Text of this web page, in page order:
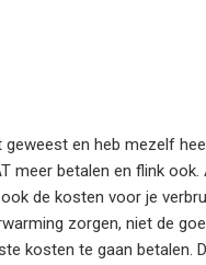
en heb mezelf
meer betalen en flink
de kosten voor je
zorgen, niet de
kosten te gaan betalen.